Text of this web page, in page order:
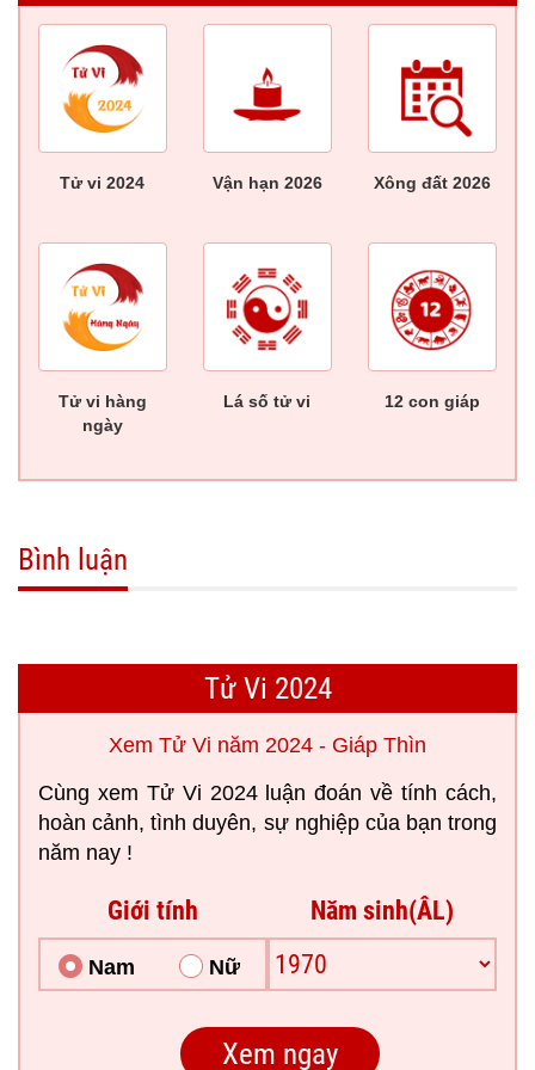
Tử vi 2024 Vận hạn 2026 Xông đất 2026
Tử vi hàng
ngày
Lá số tử vi 12 con giáp
Bình luận
Tử Vi 2024
Xem Tử Vi năm 2024 - Giáp Thìn
Cùng xem Tử Vi 2024 luận đoán về tính cách,
hoàn cảnh, tình duyên, sự nghiệp của bạn trong
năm nay !
Giới tính
Nam Nữ
Năm sinh(ÂL)